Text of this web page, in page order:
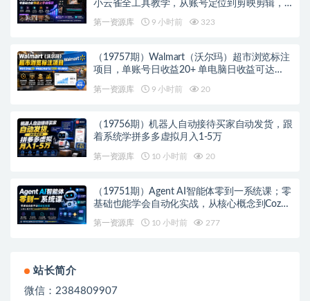
小云雀全工具教学，从账号定位到剪映剪辑，
第一资源库 9 小时前 323
（19757期）Walmart（沃尔玛）超市浏览标注
项目，单账号日收益20+ 单电脑日收益可达
第一资源库 9 小时前 20
（19756期）机器人自动接待买家自动发货，跟
着系统学拼多多虚拟月入1-5万
第一资源库 10 小时前 20
（19751期）Agent AI智能体零到一系统课；零
基础也能学会自动化实战，从核心概念到Coze
第一资源库 10 小时前 277
站长简介
微信：2384809907